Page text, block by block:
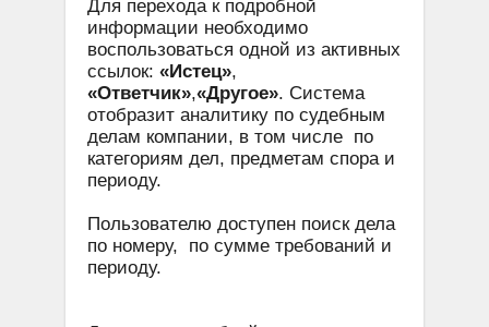
Для перехода к подробной
информации необходимо
воспользоваться одной из активных
ссылок:«Истец»,
«Ответчик»,«Другое». Система
отобразит аналитику по судебным
делам компании, в том числе по
категориям дел, предметам спора и
периоду.
Пользователю доступен поиск дела
по номеру, по сумме требований и
периоду.